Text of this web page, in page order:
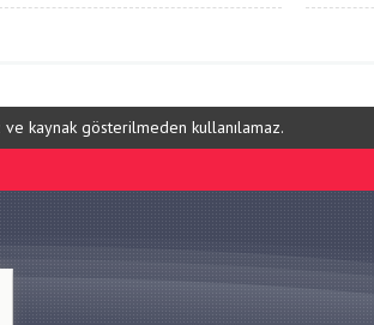
kaynak gösterilmeden kullanılamaz.